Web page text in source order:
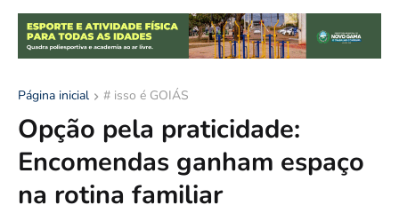
Página inicial # isso é GOIÁS
Opção pela praticidade:
Encomendas ganham espaço
na rotina familiar